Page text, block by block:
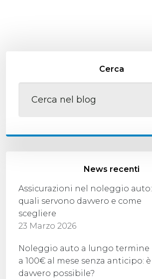
Cerca
News recenti
Assicurazioni nel noleggio auto:
quali servono davvero e come
scegliere
23 Marzo 2026
Noleggio auto a lungo termine
a 100€ al mese senza anticipo: è
davvero possibile?